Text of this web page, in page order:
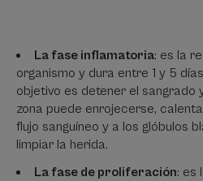
La fase inflamatoria: es la
organismo y dura entre 1 y 5
objetivo es detener el sangrado
zona puede enrojecerse,
flujo sanguíneo y a los glóbulos
limpiar la herida.
La fase de proliferación: es